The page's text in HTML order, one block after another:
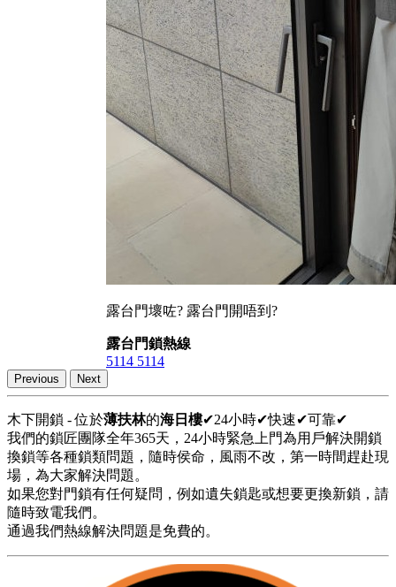
露台門壞咗? 露台門開唔到?
露台門鎖熱線
5114 5114
Previous Next
木下開鎖 - 位於薄扶林的海日樓✔24小時✔快速✔可靠✔
我們的鎖匠團隊全年365天，24小時緊急上門為用戶解決開鎖
換鎖等各種鎖類問題，隨時侯命，風雨不改，第一時間趕赴現
場，為大家解決問題。
如果您對門鎖有任何疑問，例如遺失鎖匙或想要更換新鎖，請
隨時致電我們。
通過我們熱線解決問題是免費的。